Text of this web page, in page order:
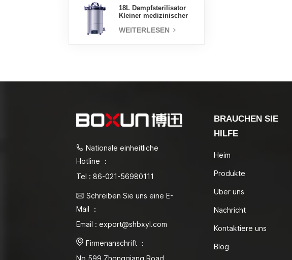
18L Dampfsterilisator
Kleiner medizinischer
Autoklav
WEITERLESEN
Nationale einheitliche
Hotline ：
Tel : 86-021-56980111
Schreiben Sie uns eine E-
Mail ：
Email : export@shbxyl.com
Firmenanschrift ：
BRAUCHEN SIE
HILFE
Heim
Produkte
Über uns
Nachricht
Kontaktiere uns
Blog